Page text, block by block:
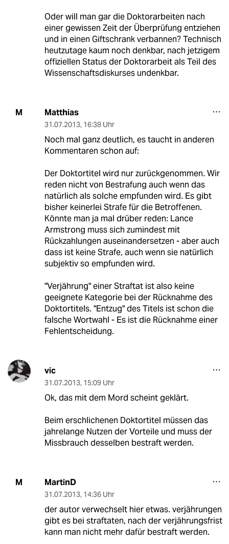
Oder will man gar die Doktorarbeiten nach
einer gewissen Zeit der Überprüfung entziehen
und in einen Giftschrank verbannen? Technisch
heutzutage kaum noch denkbar, nach jetzigem
offiziellen Status der Doktorarbeit als Teil des
Wissenschaftsdiskurses undenkbar.
M Matthias
31.07.2013, 16:38 Uhr
Noch mal ganz deutlich, es taucht in anderen
Kommentaren schon auf:
Der Doktortitel wird nur zurückgenommen. Wir
reden nicht von Bestrafung auch wenn das
natürlich als solche empfunden wird. Es gibt
bisher keinerlei Strafe für die Betroffenen.
Könnte man ja mal drüber reden: Lance
Armstrong muss sich zumindest mit
Rückzahlungen auseinandersetzen - aber auch
dass ist keine Strafe, auch wenn sie natürlich
subjektiv so empfunden wird.
"Verjährung" einer Straftat ist also keine
geeignete Kategorie bei der Rücknahme des
Doktortitels. "Entzug" des Titels ist schon die
falsche Wortwahl - Es ist die Rücknahme einer
Fehlentscheidung.
vic
31.07.2013, 15:09 Uhr
Ok, das mit dem Mord scheint geklärt.
Beim erschlichenen Doktortitel müssen das
jahrelange Nutzen der Vorteile und muss der
Missbrauch desselben bestraft werden.
M MartinD
31.07.2013, 14:36 Uhr
der autor verwechselt hier etwas. verjährungen
gibt es bei straftaten, nach der verjährungsfrist
kann man nicht mehr dafür bestraft werden.